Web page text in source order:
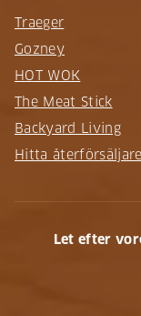
Traeger
Gozney
HOT WOK
The Meat Stick
Backyard Living
Hitta återförsäljare
Let efter